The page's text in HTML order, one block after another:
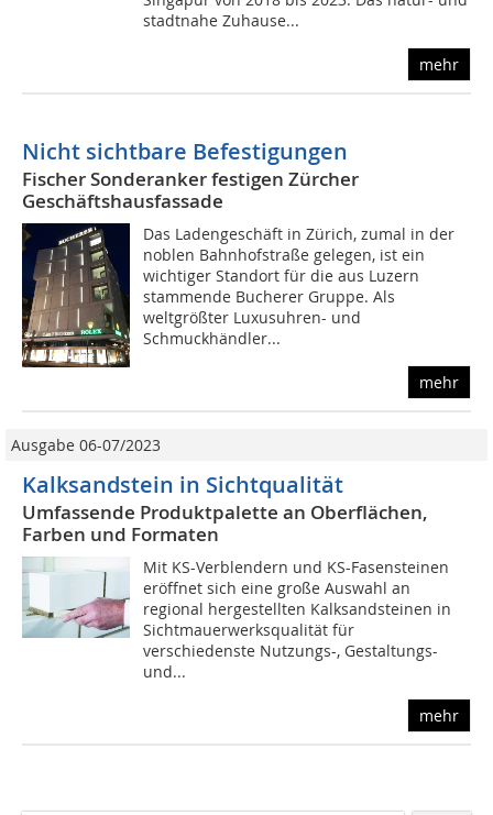
stadtnahe Zuhause...
mehr
Nicht sichtbare Befestigungen
Fischer Sonderanker festigen Zürcher
Geschäftshausfassade
Das Ladengeschäft in Zürich, zumal in der
noblen Bahnhofstraße gelegen, ist ein
wichtiger Standort für die aus Luzern
stammende Bucherer Gruppe. Als
weltgrößter Luxusuhren- und
Schmuckhändler...
mehr
Ausgabe 06-07/2023
Kalksandstein in Sichtqualität
Umfassende Produktpalette an Oberflächen,
Farben und Formaten
Mit KS-Verblendern und KS-Fasensteinen
eröffnet sich eine große Auswahl an
regional hergestellten Kalksandsteinen in
Sichtmauerwerksqualität für
verschiedenste Nutzungs-, Gestaltungs-
und...
mehr